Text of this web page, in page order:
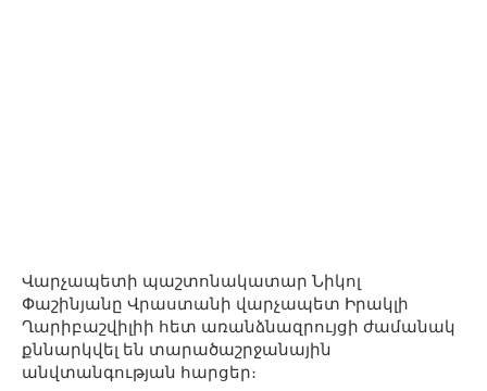
Վարչապետի պաշտոնակատար Նիկոլ
Փաշինյանը Վրաստանի վարչապետ Իրակլի
Ղարիբաշվիլիի հետ առանձնազրույցի ժամանակ
քննարկվել են տարածաշրջանային
անվտանգության հարցեր։